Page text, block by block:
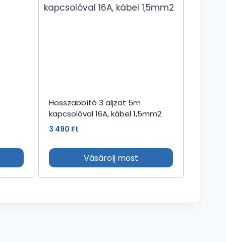
Hosszabbító 3 aljzat 5m
kapcsolóval 16A, kábel 1,5mm2
3 490 Ft
Vásárolj most